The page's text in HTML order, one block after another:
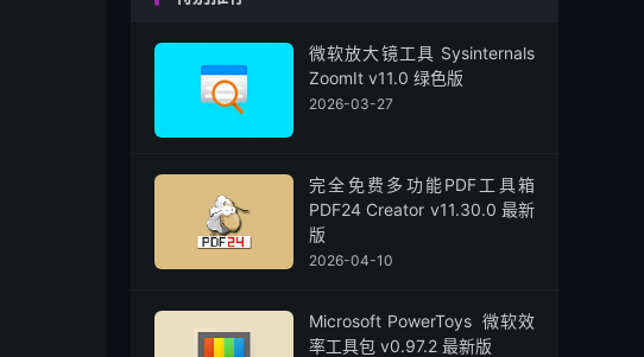
微软放大镜工具 Sysinternals
ZoomIt v11.0 绿色版
2026-03-27
完全免费多功能PDF工具箱
PDF24 Creator v11.30.0 最新
版
2026-04-10
Microsoft PowerToys 微软效
率工具包 v0.97.2 最新版